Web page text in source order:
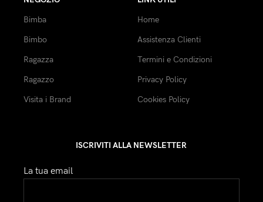
Bimba
Bimbo
Ragazza
Ragazzo
Visita i Brand
Home
Assistenza Clienti
Termini e Condizioni
Privacy Policy
Cookies Policy
ISCRIVITI ALLA NEWSLETTER
La tua email